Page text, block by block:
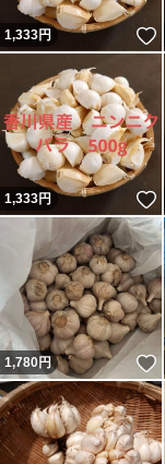
1,333円
1,333円
1,780円